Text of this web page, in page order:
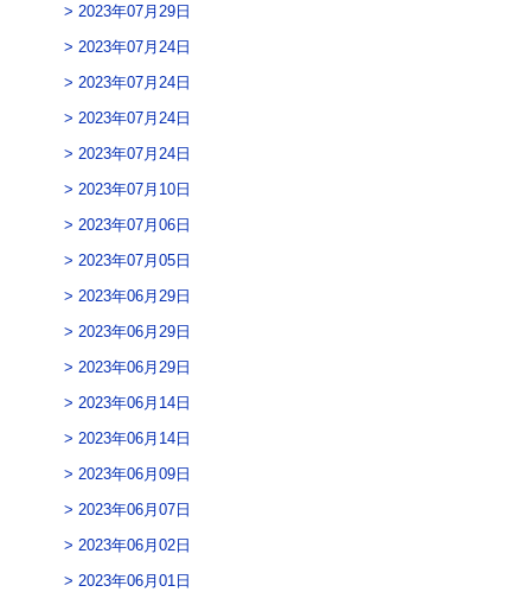
2023年07月29日
2023年07月24日
2023年07月24日
2023年07月24日
2023年07月24日
2023年07月10日
2023年07月06日
2023年07月05日
2023年06月29日
2023年06月29日
2023年06月29日
2023年06月14日
2023年06月14日
2023年06月09日
2023年06月07日
2023年06月02日
2023年06月01日